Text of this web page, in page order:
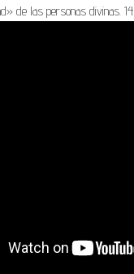
de las personas divinas. 14